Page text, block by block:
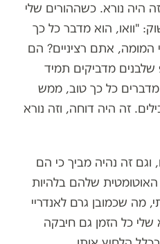
היה נורא. כשההורים שלי
"וואו, הוא מדבר כל כך
המומה, אתם רציניים? הם
שלבנים מדביקים תמיד
כל כך טוב, ממש
זה היה דוחה, וזה נורא
זה נהיה מביך כי הם
האוטומטית שלהם בלהיות
מה שכמובן גרם לאנדריי
שלי כל הזמן גם חיבקה